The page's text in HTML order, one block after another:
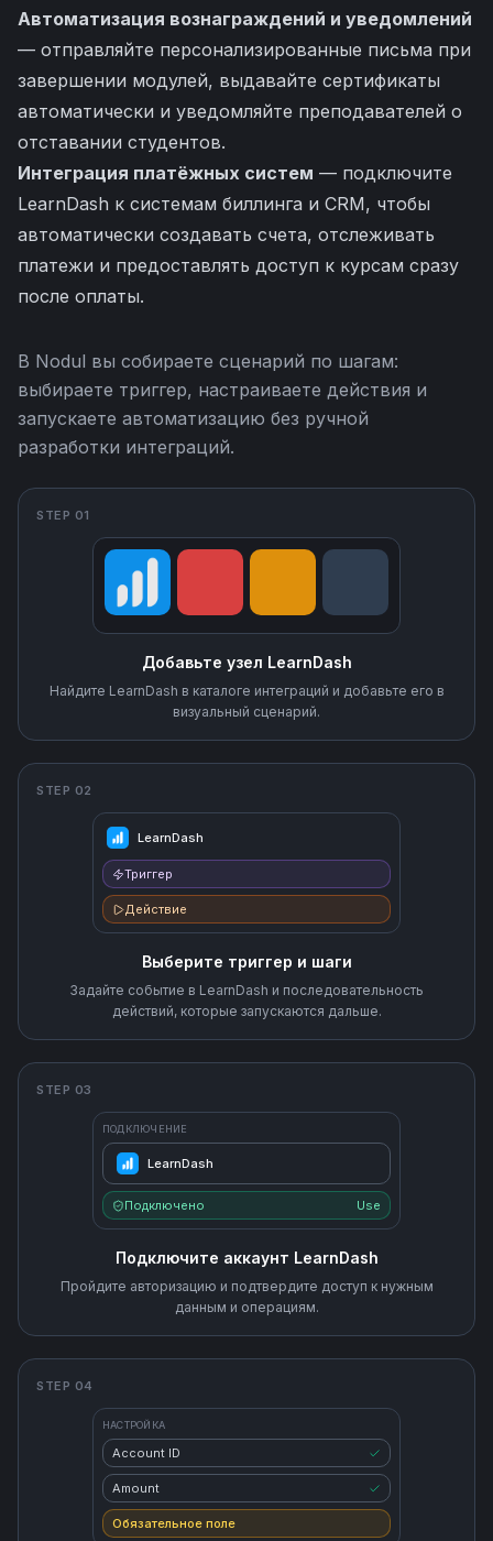
Автоматизация вознаграждений и уведомлений
— отправляйте персонализированные письма при
завершении модулей, выдавайте сертификаты
автоматически и уведомляйте преподавателей о
отставании студентов.
Интеграция платёжных систем — подключите
LearnDash к системам биллинга и CRM, чтобы
автоматически создавать счета, отслеживать
платежи и предоставлять доступ к курсам сразу
после оплаты.
В Nodul вы собираете сценарий по шагам:
выбираете триггер, настраиваете действия и
запускаете автоматизацию без ручной
разработки интеграций.
STEP 01
Добавьте узел LearnDash
Найдите LearnDash в каталоге интеграций и добавьте его в
визуальный сценарий.
STEP 02
LearnDash
Триггер
Действие
Выберите триггер и шаги
Задайте событие в LearnDash и последовательность
действий, которые запускаются дальше.
STEP 03
ПОДКЛЮЧЕНИЕ
LearnDash
Подключено Use
Подключите аккаунт LearnDash
Пройдите авторизацию и подтвердите доступ к нужным
данным и операциям.
STEP 04
НАСТРОЙКА
Account ID
Amount
Обязательное поле